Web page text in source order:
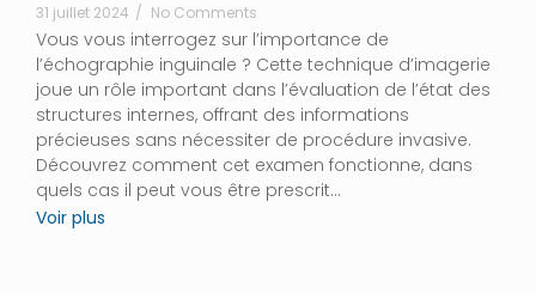
31 juillet 2024 / No Comments
Vous vous interrogez sur l’importance de
l’échographie inguinale ? Cette technique d’imagerie
joue un rôle important dans l’évaluation de l’état des
structures internes, offrant des informations
précieuses sans nécessiter de procédure invasive.
Découvrez comment cet examen fonctionne, dans
quels cas il peut vous être prescrit...
Voir plus